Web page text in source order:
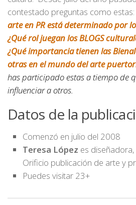
contestado preguntas como
arte en PR está determinado por
¿Qué rol juegan los BLOGS
¿Qué importancia tienen las
otras en el mundo del arte
has participado estas a tiempo de
influenciar a otros.
Datos de la
Comenzó en julio del 2008
Teresa López es
Orificio publicación de arte y
Puedes visitar 23+